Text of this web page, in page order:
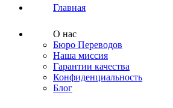
Главная
О нас
Бюро Переводов
Наша миссия
Гарантии качества
Конфиденциальность
Блог